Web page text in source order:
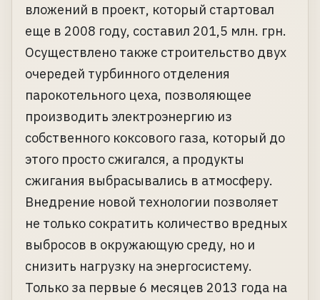
вложений в проект, который стартовал
еще в 2008 году, составил 201,5 млн. грн.
Осуществлено также строительство двух
очередей турбинного отделения
парокотельного цеха, позволяющее
производить электроэнергию из
собственного коксового газа, который до
этого просто сжигался, а продукты
сжигания выбрасывались в атмосферу.
Внедрение новой технологии позволяет
не только сократить количество вредных
выбросов в окружающую среду, но и
снизить нагрузку на энергосистему.
Только за первые 6 месяцев 2013 года на